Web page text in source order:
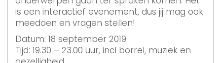
is een interactief evenement, dus jij mag ook
meedoen en vragen stellen!
Datum: 18 september 2019
Tijd: 19.30 – 23.00 uur, incl borrel, muziek en